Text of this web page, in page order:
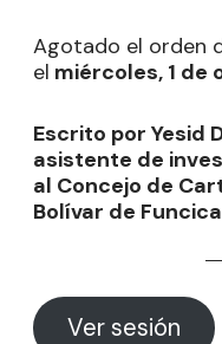
Agotado el orden
el miércoles, 1 de
Escrito por Yesid
asistente de
al Concejo de
Bolívar de
Ver sesión